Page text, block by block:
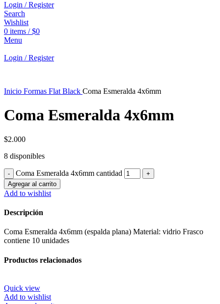
Login / Register
Search
Wishlist
0 items / $0
Menu
Login / Register
Inicio Formas Flat Black Coma Esmeralda 4x6mm
Coma Esmeralda 4x6mm
$2.000
8 disponibles
Coma Esmeralda 4x6mm cantidad
Agregar al carrito
Add to wishlist
Descripción
Coma Esmeralda 4x6mm (espalda plana) Material: vidrio Frasco
contiene 10 unidades
Productos relacionados
Quick view
Add to wishlist